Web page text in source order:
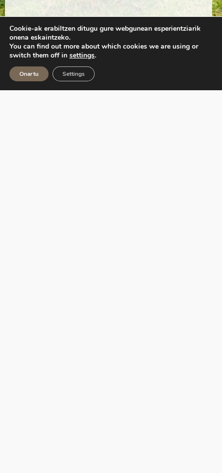
Cookie-ak erabiltzen ditugu gure webgunean esperientziarik
onena eskaintzeko.
You can find out more about which cookies we are using or
switch them off in settings.
Onartu Settings